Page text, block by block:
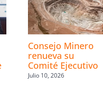
Consejo Minero
renueva su
Comité Ejecutivo
Julio 10, 2026